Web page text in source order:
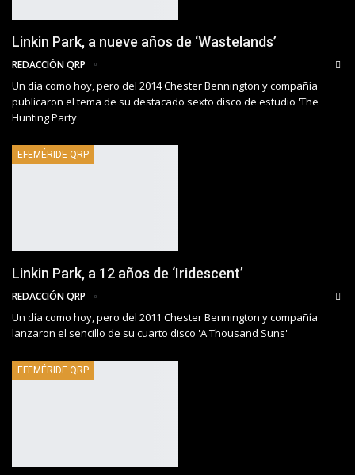
Linkin Park, a nueve años de ‘Wastelands’
REDACCIÓN QRP
Un día como hoy, pero del 2014 Chester Bennington y compañía
publicaron el tema de su destacado sexto disco de estudio 'The
Hunting Party'
EFEMÉRIDE QRP
Linkin Park, a 12 años de ‘Iridescent’
REDACCIÓN QRP
Un día como hoy, pero del 2011 Chester Bennington y compañía
lanzaron el sencillo de su cuarto disco 'A Thousand Suns'
EFEMÉRIDE QRP